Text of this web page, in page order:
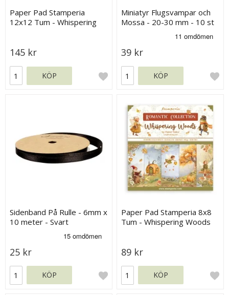
Paper Pad Stamperia
12x12 Tum - Whispering
145 kr
KÖP
Miniatyr Flugsvampar och
Mossa - 20-30 mm - 10 st
39 kr
KÖP
Sidenband På Rulle - 6mm x
10 meter - Svart
25 kr
KÖP
Paper Pad Stamperia 8x8
Tum - Whispering Woods
89 kr
KÖP